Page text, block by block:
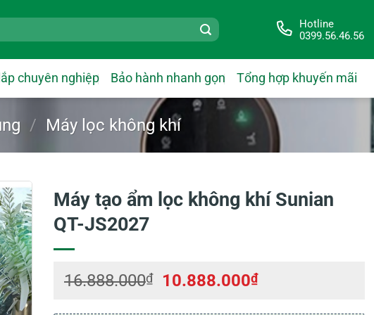
Hotline
0399.56.46.56
chuyên nghiệp Bảo hành nhanh gọn Tổng hợp khuyến mãi
/ Máy lọc không khí
Máy tạo ẩm lọc không khí Sunian
QT-JS2027
16.888.000₫
Giá
10.888.000₫Giá